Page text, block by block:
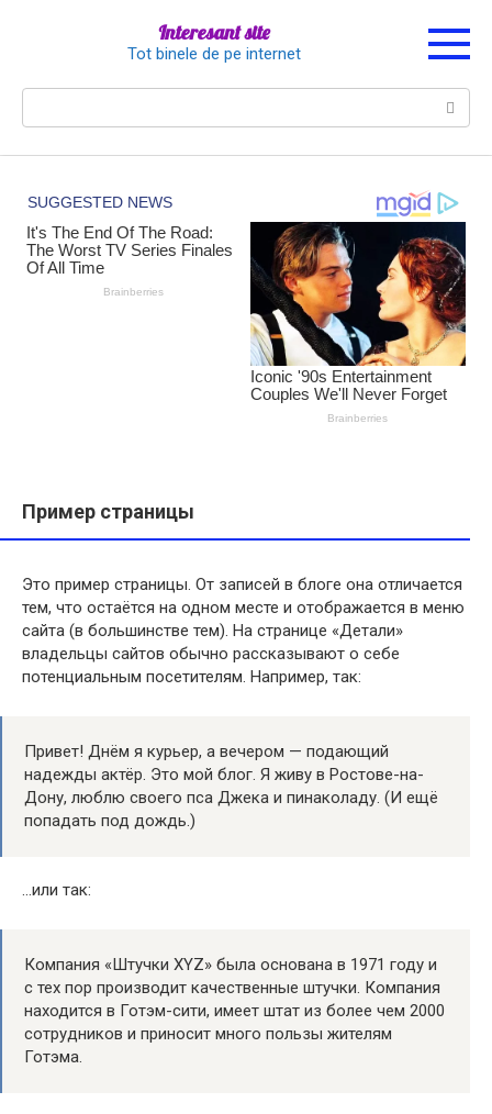
Interesant site
Tot binele de pe internet
Пример страницы
Это пример страницы. От записей в блоге она отличается
тем, что остаётся на одном месте и отображается в меню
сайта (в большинстве тем). На странице «Детали»
владельцы сайтов обычно рассказывают о себе
потенциальным посетителям. Например, так:
Привет! Днём я курьер, а вечером — подающий
надежды актёр. Это мой блог. Я живу в Ростове-на-
Дону, люблю своего пса Джека и пинаколаду. (И ещё
попадать под дождь.)
…или так:
Компания «Штучки XYZ» была основана в 1971 году и
с тех пор производит качественные штучки. Компания
находится в Готэм-сити, имеет штат из более чем 2000
сотрудников и приносит много пользы жителям
Готэма.